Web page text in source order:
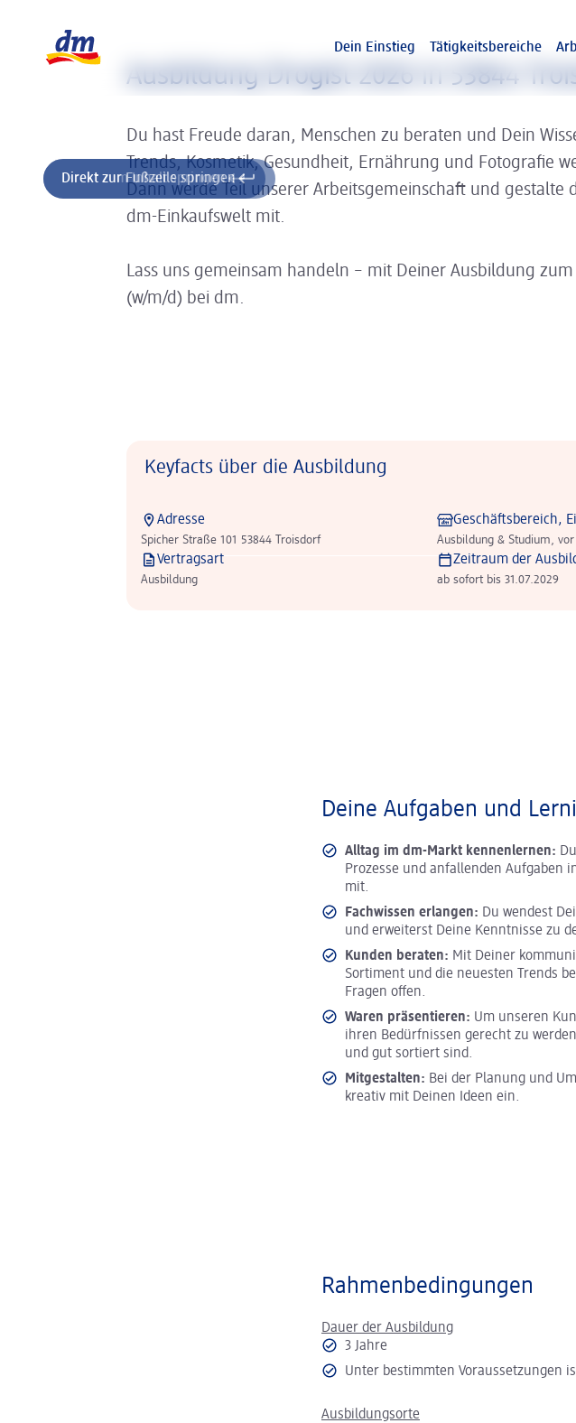
Direkt zum Inhalt springen
Direkt zur Fußzeile springen
Dein Einstieg
Tätigkeitsbereiche
Ausbildung Drogist 2026 in 53844
Du hast Freude daran, Menschen zu beraten und Dein
Trends, Kosmetik, Gesundheit, Ernährung und Fotografie
Dann werde Teil unserer Arbeitsgemeinschaft und gestalte
dm-Einkaufswelt mit.
Lass uns gemeinsam handeln – mit Deiner Ausbildung
(w/m/d) bei dm.
Keyfacts über die Ausbildung
Adresse
Spicher Straße 101 53844 Troisdorf
Geschäftsbereich,
Ausbildung & Studium,
Vertragsart
Ausbildung
Zeitraum der
ab sofort bis 31.07.2029
Deine Aufgaben und
Alltag im dm-Markt kennenlernen:
Prozesse und anfallenden Aufgaben
mit.
Fachwissen erlangen: Du wendest
und erweiterst Deine Kenntnisse zu
Kunden beraten: Mit Deiner
Sortiment und die neuesten Trends
Fragen offen.
Waren präsentieren: Um unseren
ihren Bedürfnissen gerecht zu
und gut sortiert sind.
Mitgestalten: Bei der Planung und
kreativ mit Deinen Ideen ein.
Rahmenbedingungen
Dauer der Ausbildung
3 Jahre
Unter bestimmten Voraussetzungen
Ausbildungsorte